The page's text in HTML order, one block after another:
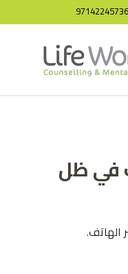
في ظل
الهاتف.